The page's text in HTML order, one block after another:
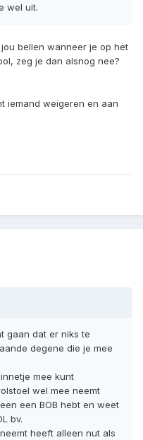
wel uit.
bellen wanneer je op het
zeg je dan alsnog nee?
iemand weigeren en aan
gaan dat er niks te
degene die je mee
mee kunt
wel mee neemt
een BOB hebt en weet
bv.
heeft alleen nut als